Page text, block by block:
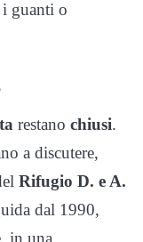
i guanti o
restano chiusi.
a discutere,
Rifugio D. e A.
dal 1990,
in una